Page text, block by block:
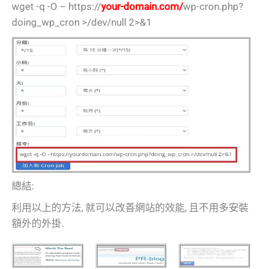
wget -q -O – https://your-domain.com/wp-cron.php?
doing_wp_cron >/dev/null 2>&1
總結:
利用以上的方法, 就可以改善網站的效能, 且不用多安裝
額外的外掛.